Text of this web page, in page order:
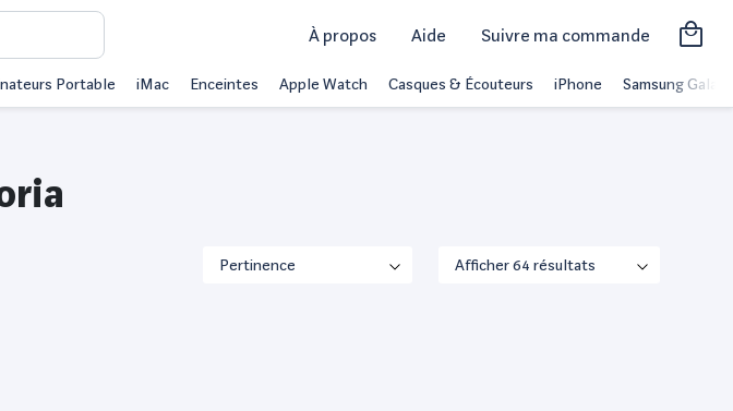
À propos Aide Suivre ma commande
Portable iMac Enceintes Apple Watch Casques & Écouteurs iPhone Samsung Galaxy